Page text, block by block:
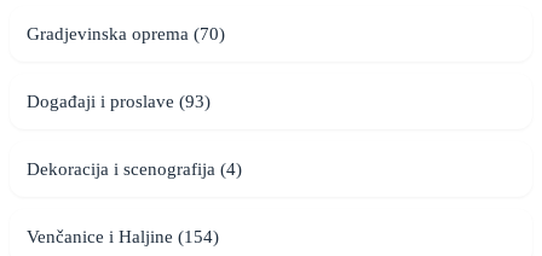
Gradjevinska oprema (70)
Događaji i proslave (93)
Dekoracija i scenografija (4)
Venčanice i Haljine (154)